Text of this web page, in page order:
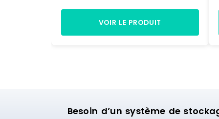
des tablettes137Dimensions des
tablettes35 x 90 cmDimensions
(LxlxH)90 x 35 x 139 cmPoids7,5
VOIR LE PRODUIT
Besoin d’un système de